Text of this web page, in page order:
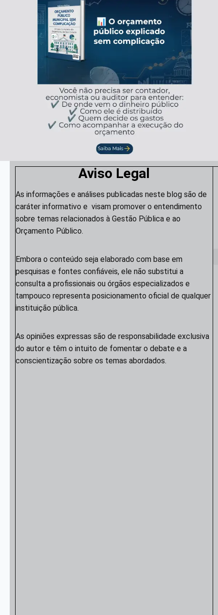
Aviso Legal
As informações e análises publicadas neste blog são de
caráter informativo e visam promover o entendimento
sobre temas relacionados à Gestão Pública e ao
Orçamento Público.
Embora o conteúdo seja elaborado com base em
pesquisas e fontes confiáveis, ele não substitui a
consulta a profissionais ou órgãos especializados e
tampouco representa posicionamento oficial de qualquer
instituição pública.
As opiniões expressas são de responsabilidade exclusiva
do autor e têm o intuito de fomentar o debate e a
conscientização sobre os temas abordados.